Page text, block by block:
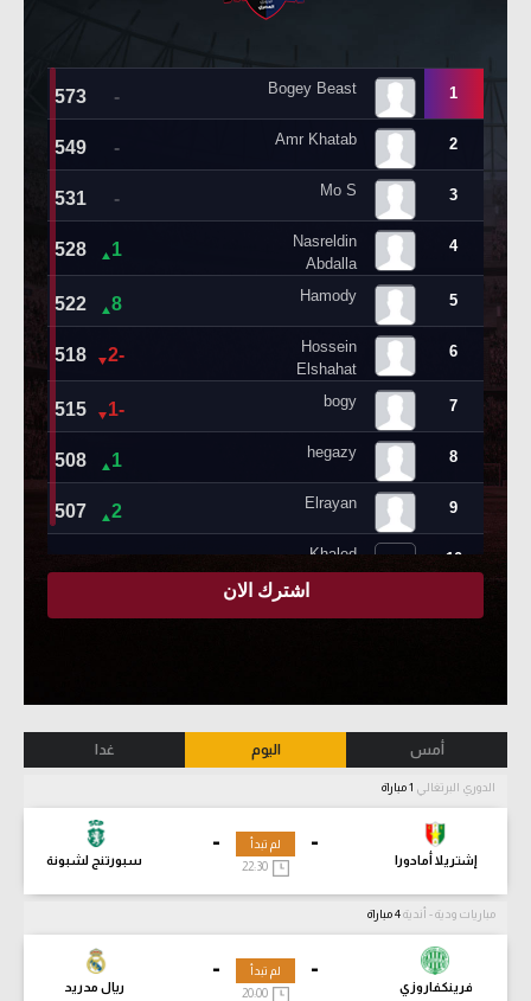
أمس اليوم غدا
الدوري البرتغالي
-
إشتريلا أمادورا
-
سبورتنج لشبونة
لم تبدأ
مباريات ودية - أندية
-
فرينكفاروزي
-
ريال مدريد
لم تبدأ